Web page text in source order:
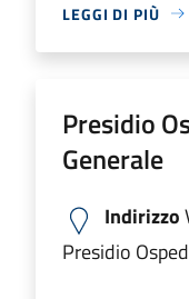
LEGGI DI PIÙ
Presidio
Generale
Indirizzo
Presidio